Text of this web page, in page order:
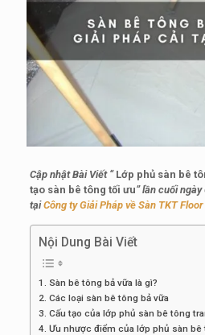
Cập nhật Bài Viết “Lớp phủ sàn bê
tạo sàn bê tông tối ưu” lần cuối
tạiCông ty Giải Pháp về Sàn TKT
Nội Dung Bài Viết
1. Sàn bê tông bả vữa là gì?
2. Các loại sàn bê tông bả vữa
3. Cấu tạo của lớp phủ sàn bê tông
4. Ưu nhược điểm của lớp phủ sàn bê